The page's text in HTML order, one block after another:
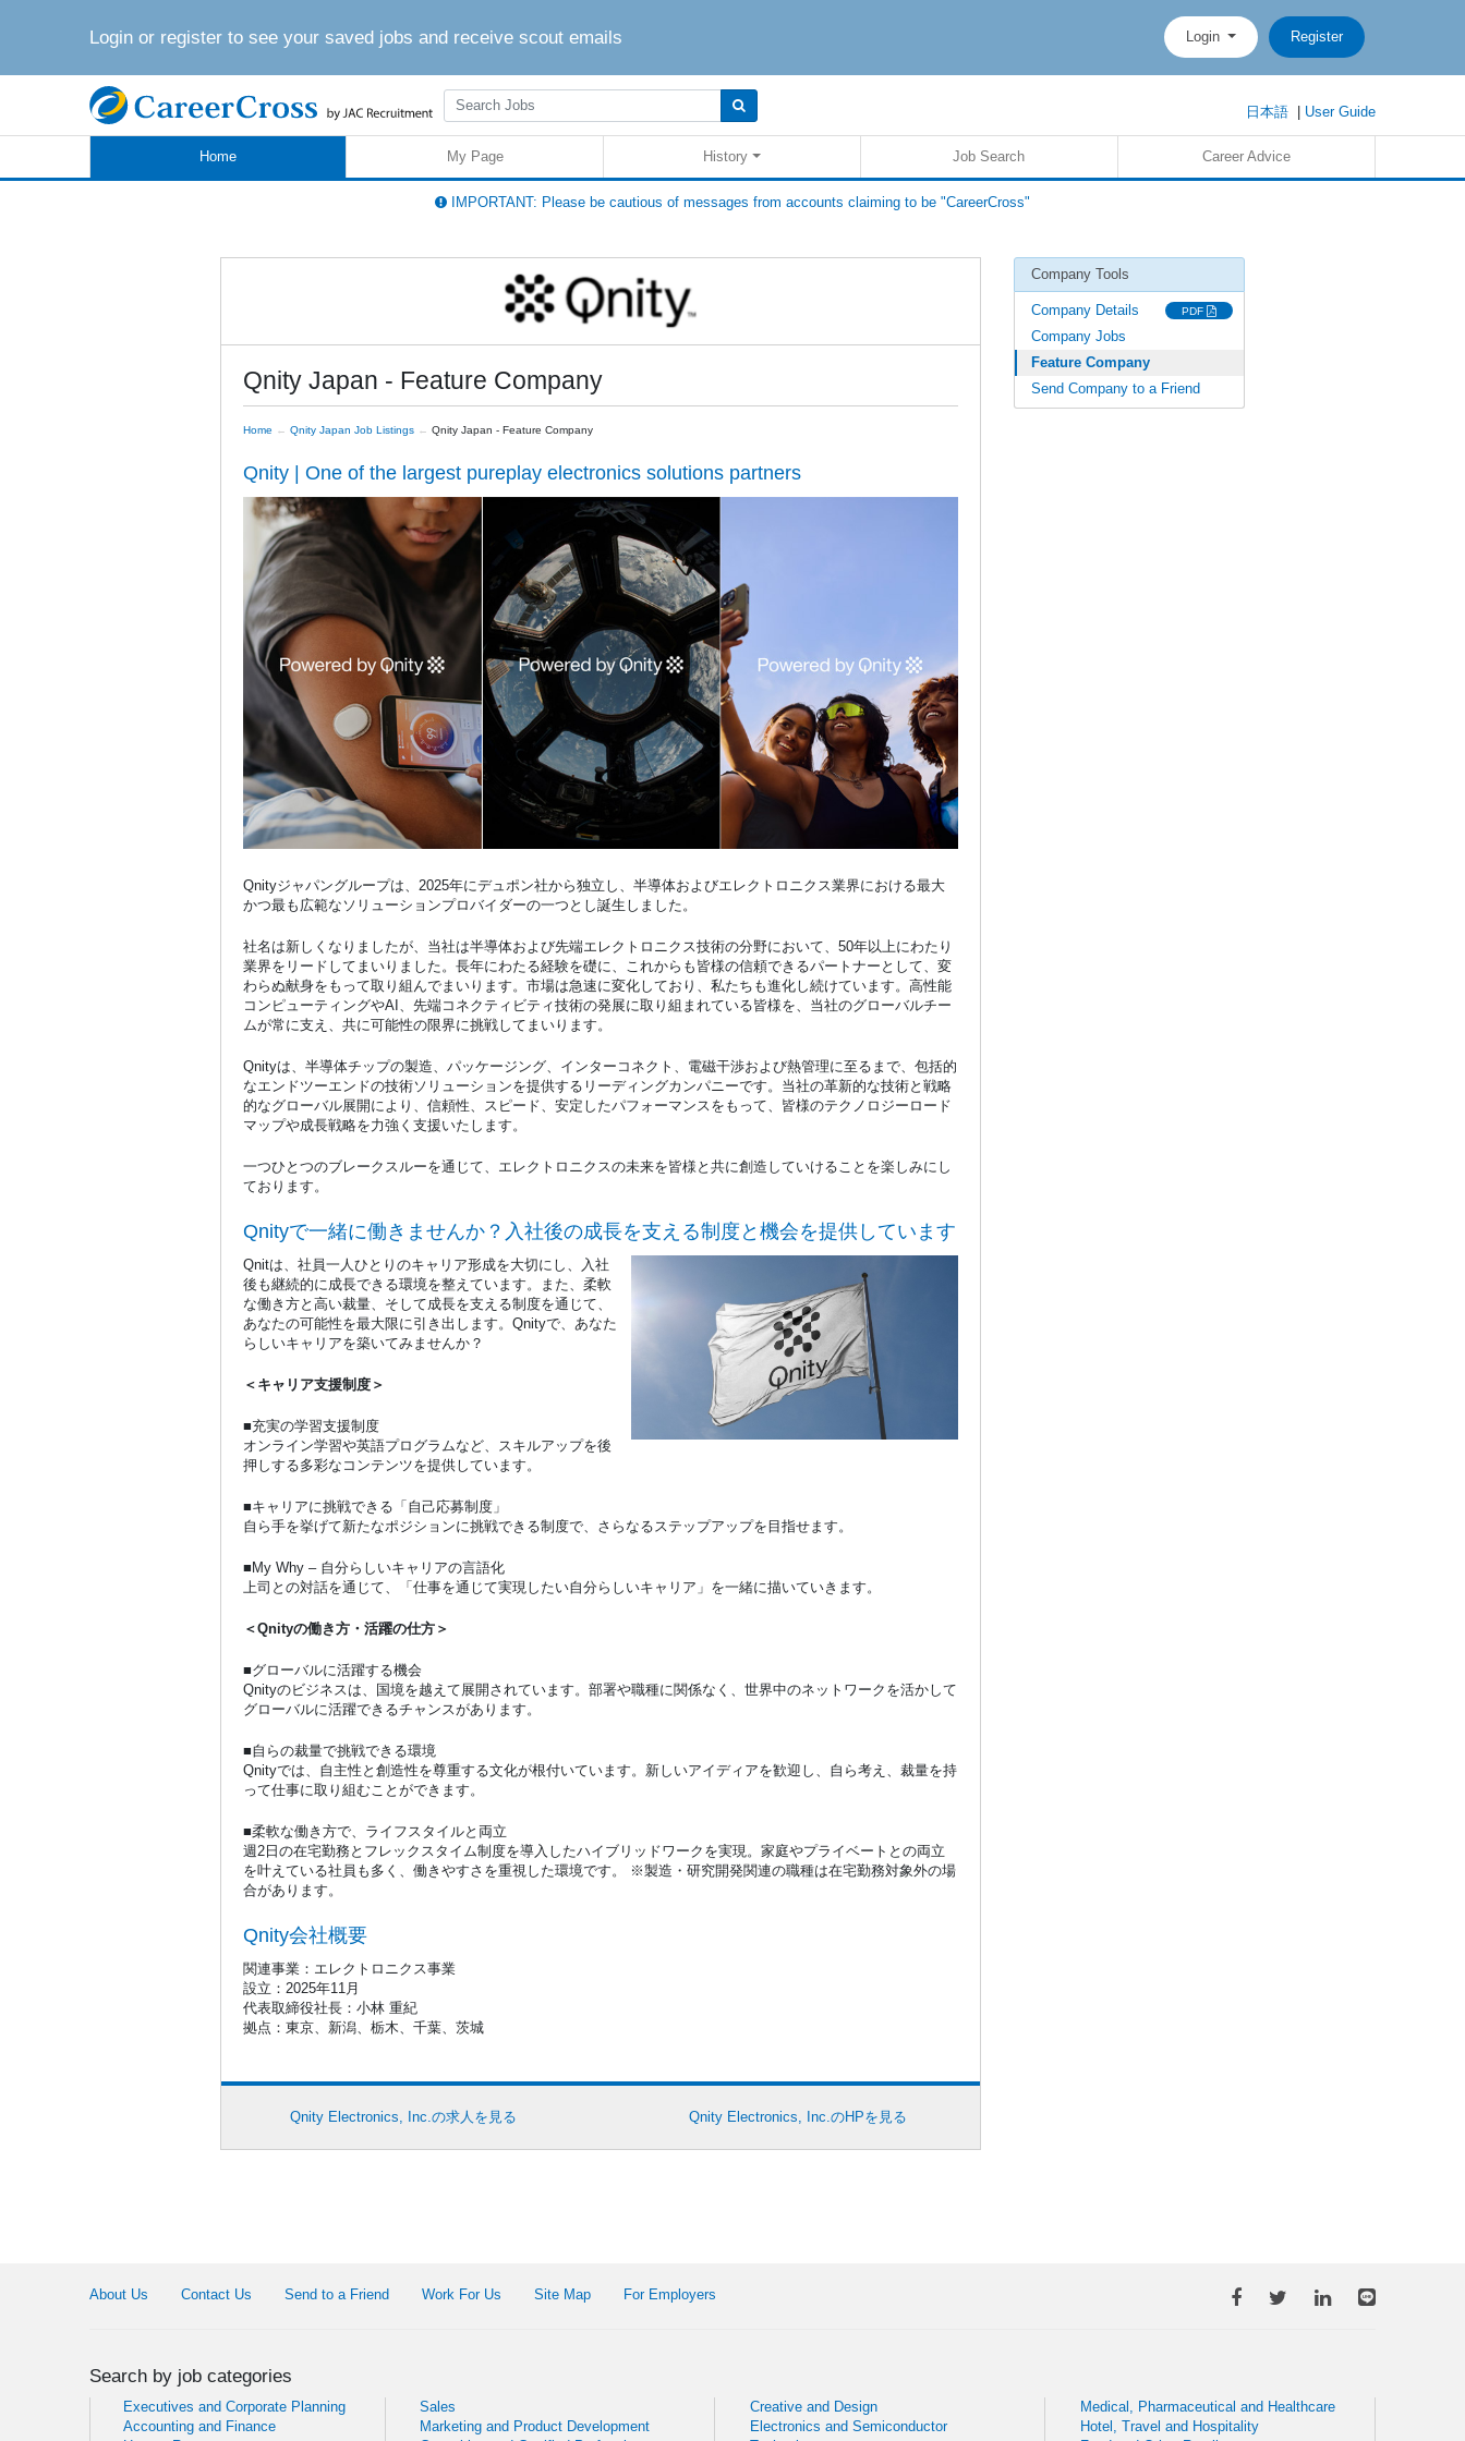
Login or register to see your saved jobs and receive scout emails Login Register
日本語| User Guide
Home My Page History Job Search Career Advice
IMPORTANT: Please be cautious of messages from accounts claiming to be "CareerCross"
Qnity Japan - Feature Company
Home Qnity Japan Job Listings Qnity Japan - Feature Company
Qnity | One of the largest pureplay electronics solutions partners
Qnityジャパングループは、2025年にデュポン社から独立し、半導体およびエレクトロニクス業界における最大
かつ最も広範なソリューションプロバイダーの一つとし誕生しました。
社名は新しくなりましたが、当社は半導体および先端エレクトロニクス技術の分野において、50年以上にわたり
業界をリードしてまいりました。長年にわたる経験を礎に、これからも皆様の信頼できるパートナーとして、変
わらぬ献身をもって取り組んでまいります。市場は急速に変化しており、私たちも進化し続けています。高性能
コンピューティングやAI、先端コネクティビティ技術の発展に取り組まれている皆様を、当社のグローバルチー
ムが常に支え、共に可能性の限界に挑戦してまいります。
Qnityは、半導体チップの製造、パッケージング、インターコネクト、電磁干渉および熱管理に至るまで、包括的
なエンドツーエンドの技術ソリューションを提供するリーディングカンパニーです。当社の革新的な技術と戦略
的なグローバル展開により、信頼性、スピード、安定したパフォーマンスをもって、皆様のテクノロジーロード
マップや成長戦略を力強く支援いたします。
一つひとつのブレークスルーを通じて、エレクトロニクスの未来を皆様と共に創造していけることを楽しみにし
ております。
Qnityで一緒に働きませんか？入社後の成長を支える制度と機会を提供しています
Qnitは、社員一人ひとりのキャリア形成を大切にし、入社
後も継続的に成長できる環境を整えています。また、柔軟
な働き方と高い裁量、そして成長を支える制度を通じて、
あなたの可能性を最大限に引き出します。Qnityで、あなた
らしいキャリアを築いてみませんか？
＜キャリア支援制度＞
■充実の学習支援制度
オンライン学習や英語プログラムなど、スキルアップを後
押しする多彩なコンテンツを提供しています。
■キャリアに挑戦できる「自己応募制度」
自ら手を挙げて新たなポジションに挑戦できる制度で、さらなるステップアップを目指せます。
■My Why – 自分らしいキャリアの言語化
上司との対話を通じて、「仕事を通じて実現したい自分らしいキャリア」を一緒に描いていきます。
＜Qnityの働き方・活躍の仕方＞
■グローバルに活躍する機会
Qnityのビジネスは、国境を越えて展開されています。部署や職種に関係なく、世界中のネットワークを活かして
グローバルに活躍できるチャンスがあります。
■自らの裁量で挑戦できる環境
Qnityでは、自主性と創造性を尊重する文化が根付いています。新しいアイディアを歓迎し、自ら考え、裁量を持
って仕事に取り組むことができます。
■柔軟な働き方で、ライフスタイルと両立
週2日の在宅勤務とフレックスタイム制度を導入したハイブリッドワークを実現。家庭やプライベートとの両立
を叶えている社員も多く、働きやすさを重視した環境です。 ※製造・研究開発関連の職種は在宅勤務対象外の場
合があります。
Qnity会社概要
関連事業：エレクトロニクス事業
設立：2025年11月
代表取締役社長：小林 重紀
拠点：東京、新潟、栃木、千葉、茨城
Qnity Electronics, Inc.の求人を見る Qnity Electronics, Inc.のHPを見る
Company Tools
Company Details PDF
Company Jobs
Feature Company
Send Company to a Friend
About Us Contact Us Send to a Friend Work For Us Site Map For Employers
Search by job categories
Executives and Corporate Planning
Accounting and Finance
Sales
Marketing and Product Development
Creative and Design
Electronics and Semiconductor
Medical, Pharmaceutical and Healthcare
Hotel, Travel and Hospitality